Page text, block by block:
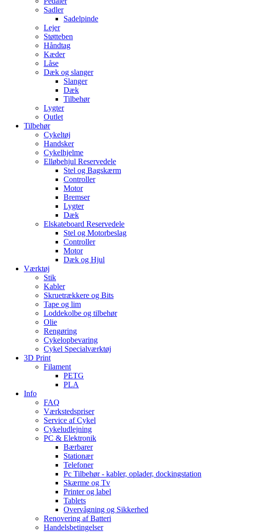
Sadler
Sadelpinde
Lejer
Støtteben
Håndtag
Kæder
Låse
Dæk og slanger
Slanger
Dæk
Tilbehør
Lygter
Outlet
Tilbehør
Cykeltøj
Handsker
Cykelhjelme
Elløbehjul Reservedele
Stel og Bagskærm
Controller
Motor
Bremser
Lygter
Dæk
Elskateboard Reservedele
Stel og Motorbeslag
Controller
Motor
Dæk og Hjul
Værktøj
Stik
Kabler
Skruetrækkere og Bits
Tape og lim
Loddekolbe og tilbehør
Olie
Rengøring
Cykelopbevaring
Cykel Specialværktøj
3D Print
Filament
PETG
PLA
Info
FAQ
Værkstedspriser
Service af Cykel
Cykeludlejning
PC & Elektronik
Bærbarer
Stationær
Telefoner
Pc Tilbehør - kabler, oplader, dockingstation
Skærme og Tv
Printer og label
Tablets
Overvågning og Sikkerhed
Renovering af Batteri
Handelsbetingelser